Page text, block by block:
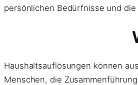
persönlichen Bedürfnisse und
Haushaltsauflösungen können
Menschen, die